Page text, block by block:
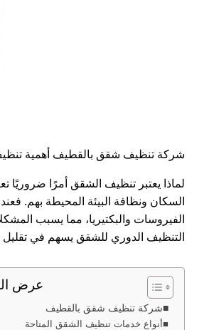
شركة تنظيف شقق بالقطيف أهمية
لماذا يعتبر تنظيف الشقق أمرًا
السكان ونظافة البيئة المحيطة بهم.
الفيروسات والبكتيريا، مما يسبب
التنظيف الدوري للشقق يسهم في
عرض
شركة تنظيف شقق بالقطيف
أنواع خدمات تنظيف الشقق المتاحة